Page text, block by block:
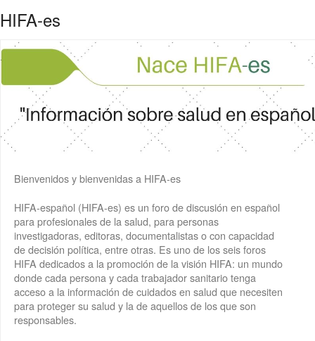
HIFA-es
Bienvenidos y bienvenidas a HIFA-es
HIFA-español (HIFA-es) es un foro de discusión en español
para profesionales de la salud, para personas
investigadoras, editoras, documentalistas o con capacidad
de decisión política, entre otras. Es uno de los seis foros
HIFA dedicados a la promoción de la visión HIFA: un mundo
donde cada persona y cada trabajador sanitario tenga
acceso a la información de cuidados en salud que necesiten
para proteger su salud y la de aquellos de los que son
responsables.